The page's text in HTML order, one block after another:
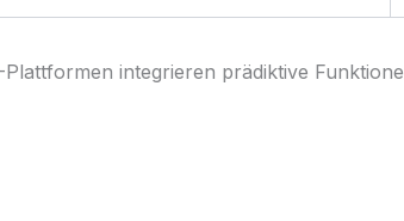
integrieren prädiktive